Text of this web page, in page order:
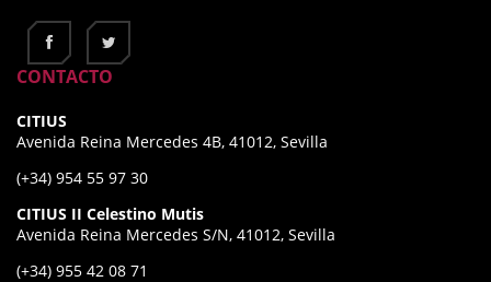
CONTACTO
CITIUS
Avenida Reina Mercedes 4B, 41012, Sevilla
(+34) 954 55 97 30
CITIUS II Celestino Mutis
Avenida Reina Mercedes S/N, 41012, Sevilla
(+34) 955 42 08 71